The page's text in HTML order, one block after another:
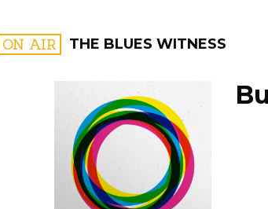
ON AIR THE BLUES WITNESS
FILTER BY:
PROGRAMS